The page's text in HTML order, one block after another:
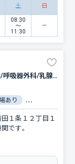
土 日
08:30
〜
11:30
内科/呼吸器内科/循環器科/消化器科/外科/呼吸器外科/乳腺外科/心臓血管外科/整形外科/脳神経外科/形成外科/リウマチ科/小児科/皮膚科/泌尿器科/産科/婦人科/眼科/耳鼻咽喉科/リハビリテーション/麻酔科/歯科口腔外科/小児歯科/血液内科/腎臓内科・外科/神経内科/放射線科/臨床検査・病理診断/救急科/腫瘍内科・外科
あり バリアフリー
１条１２丁目１
です。